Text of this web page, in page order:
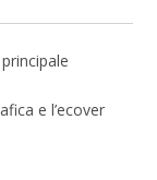
e l’ecover